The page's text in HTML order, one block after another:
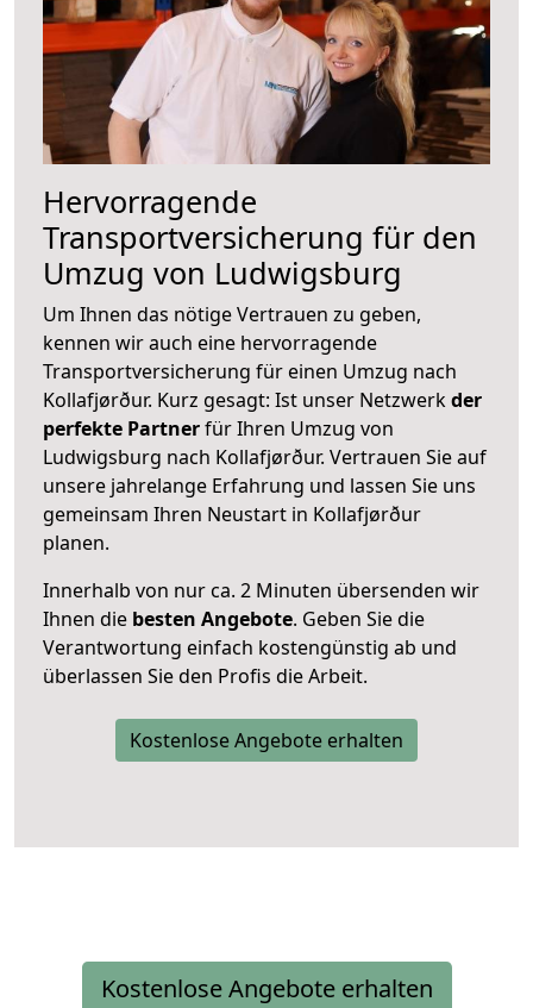
Hervorragende
Transportversicherung für den
Umzug von Ludwigsburg
Um Ihnen das nötige Vertrauen zu geben,
kennen wir auch eine hervorragende
Transportversicherung für einen Umzug nach
Kollafjørður. Kurz gesagt: Ist unser Netzwerkder
perfekte Partnerfür Ihren Umzug von
Ludwigsburg nach Kollafjørður. Vertrauen Sie auf
unsere jahrelange Erfahrung und lassen Sie uns
gemeinsam Ihren Neustart in Kollafjørður
planen.
Innerhalb von nur ca. 2 Minuten übersenden wir
Ihnen die besten Angebote. Geben Sie die
Verantwortung einfach kostengünstig ab und
überlassen Sie den Profis die Arbeit.
Kostenlose Angebote erhalten
Kostenlose Angebote erhalten